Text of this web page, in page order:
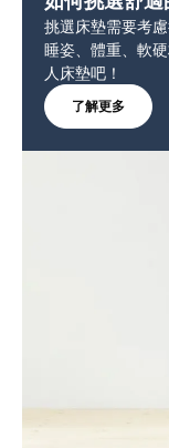
挑選床墊需要考
睡姿、體重、軟
人床墊吧！
了解更多